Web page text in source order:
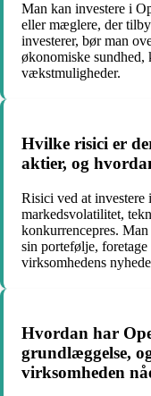
Man kan investere i
eller mæglere, der
investerer, bør man
økonomiske
vækstmuligheder.
Hvilke risici er
aktier, og
Risici ved at
markedsvolatilitet,
konkurrencepres.
sin portefølje,
virksomhedens
Hvordan har
grundlæggelse,
virksomheden